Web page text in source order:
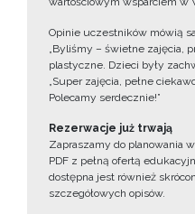
Opinie uczestników mówią
„Byliśmy – świetne zajęcia,
plastyczne. Dzieci były
„Super zajęcia, pełne
Polecamy serdecznie!”
Rezerwacje już trwają
Zapraszamy do planowania
PDF z pełną ofertą
dostępna jest również
szczegółowych opisów.